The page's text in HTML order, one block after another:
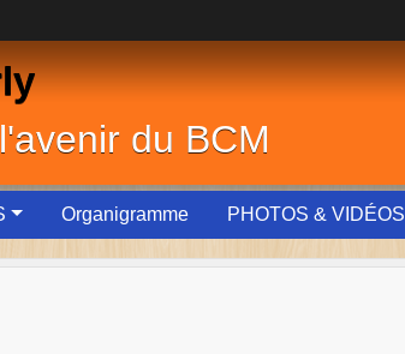
du BCM
Organigramme PHOTOS & VIDÉOS